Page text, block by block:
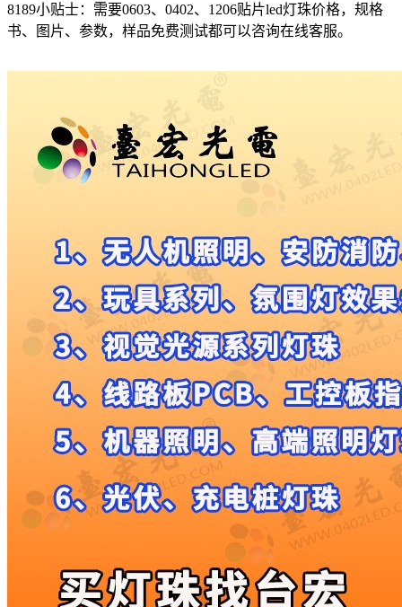
8189小贴士：需要0603、0402、1206贴片led灯珠价格，规格
书、图片、参数，样品免费测试都可以咨询在线客服。